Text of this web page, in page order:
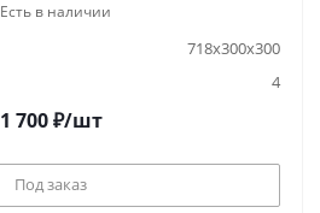
Есть в наличии
718х300х300
4
1 700₽/шт
Под заказ